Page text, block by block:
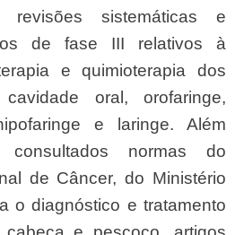
revisões sistemáticas e
de fase III relativos à
e quimioterapia dos
oral, orofaringe,
e laringe. Além
consultados normas do
de Câncer, do Ministério
o diagnóstico e tratamento